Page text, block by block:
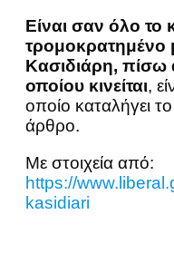
Είναι σαν όλο το
τρομοκρατημένο
Κασιδιάρη, πίσω
οποίου κινείται,
οποίο καταλήγει το
άρθρο.
Με στοιχεία από:
https://
kasidiari